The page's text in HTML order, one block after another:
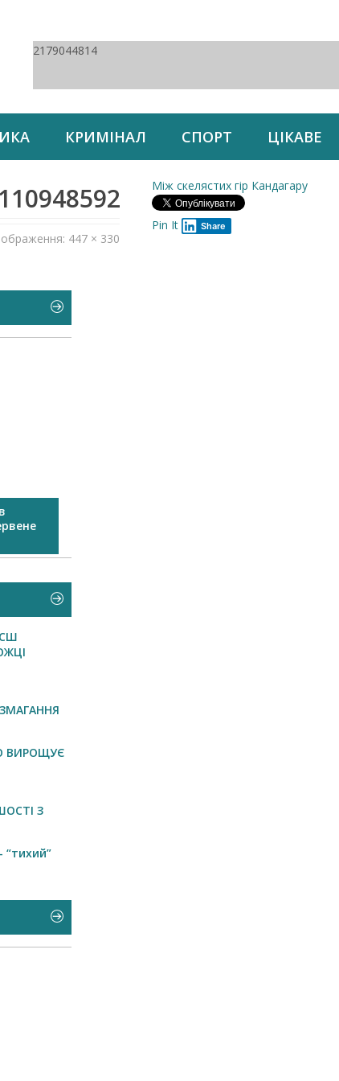
2179044814
КРИМІНАЛ СПОРТ ЦІКАВЕ
447 × 330
Між скелястих гір Кандагару
Pin It Share
ВИРОЩУЄ
З